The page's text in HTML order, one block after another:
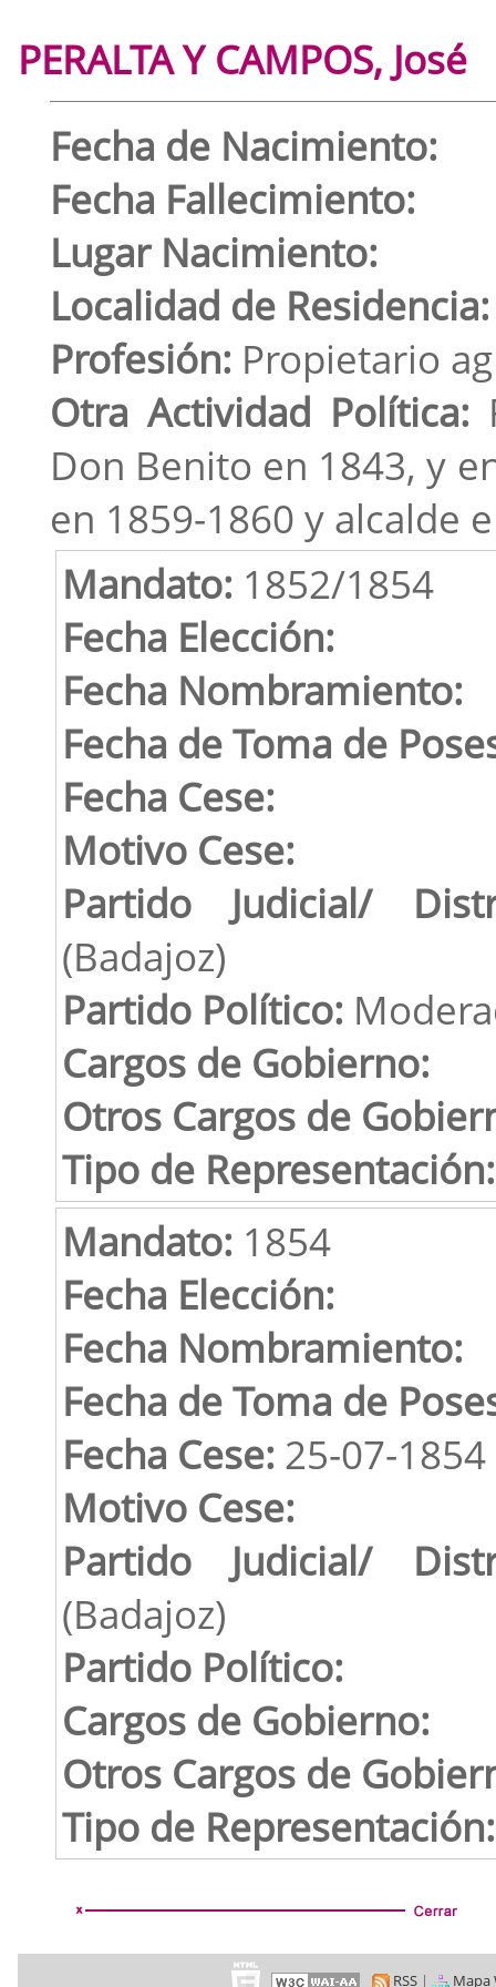
PERALTA Y CAMPOS, José
Fecha de Nacimiento:
Fecha Fallecimiento:
Lugar Nacimiento:
Localidad de Residencia:
Profesión: Propietario
Otra Actividad Política:
Don Benito en 1843, y
en 1859-1860 y alcalde
Mandato: 1852/1854
Fecha Elección:
Fecha Nombramiento:
Fecha de Toma de
Fecha Cese:
Motivo Cese:
Partido Judicial/
(Badajoz)
Partido Político:
Cargos de Gobierno:
Otros Cargos de
Tipo de Representación:
Mandato: 1854
Fecha Elección:
Fecha Nombramiento:
Fecha de Toma de
Fecha Cese: 25-07-1854
Motivo Cese:
Partido Judicial/
(Badajoz)
Partido Político:
Cargos de Gobierno:
Otros Cargos de
Tipo de Representación:
RSS| Mapa